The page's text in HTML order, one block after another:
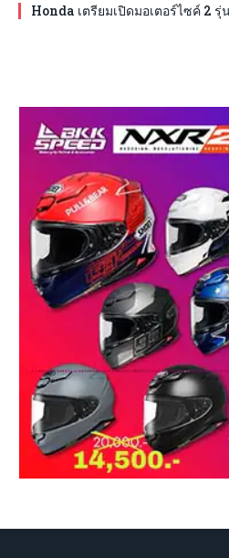
Honda เตรียมเปิดมอเตอร์ไซค์ 2